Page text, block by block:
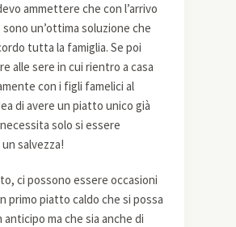
ammettere che con l’arrivo
sono un’ottima soluzione che
tutta la famiglia. Se poi
alle sere in cui rientro a casa
con i figli famelici al
di avere un piatto unico già
solo si essere
salvezza!
ci possono essere occasioni
primo piatto caldo che si possa
anticipo ma che sia anche di